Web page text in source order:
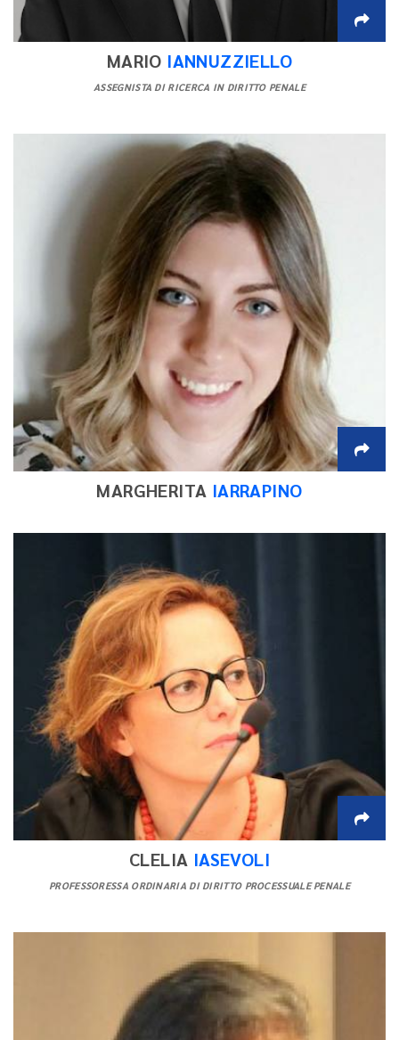
MARIO IANNUZZIELLO
ASSEGNISTA DI RICERCA IN DIRITTO PENALE
MARGHERITA IARRAPINO
CLELIA IASEVOLI
PROFESSORESSA ORDINARIA DI DIRITTO PROCESSUALE PENALE